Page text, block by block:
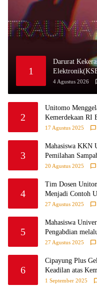
1
Darurat
Krisis
4 Agustus 2026
2
Unitomo
Kemerdekaan RI
17 Agustus 2025
3
Mahasiswa KKN
Pemilahan
Partisipasi Lewat
20 Agustus 2025
4
Tim Dosen
Menjadi Contoh
27 Agustus 2025
5
Mahasiswa
Pengabdian
27 Agustus 2025
6
Cipayung Plus
Keadilan atas Kematian
Tindakan Represif
1 September 2025